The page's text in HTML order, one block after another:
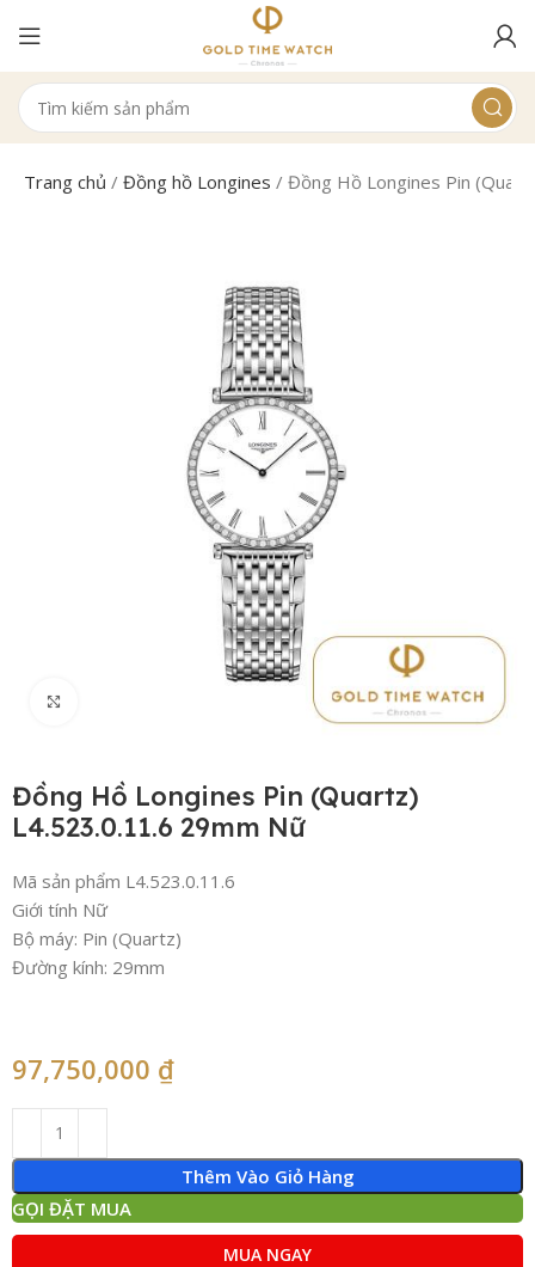
Trang chủ /Đồng hồ Longines /Đồng Hồ Longines Pin
Đồng Hồ Longines Pin (Quartz)
L4.523.0.11.6 29mm Nữ
Mã sản phẩm L4.523.0.11.6
Giới tính Nữ
Bộ máy: Pin (Quartz)
Đường kính: 29mm
97,750,000 ₫
Thêm Vào Giỏ Hàng
GỌI ĐẶT MUA
MUA NGAY